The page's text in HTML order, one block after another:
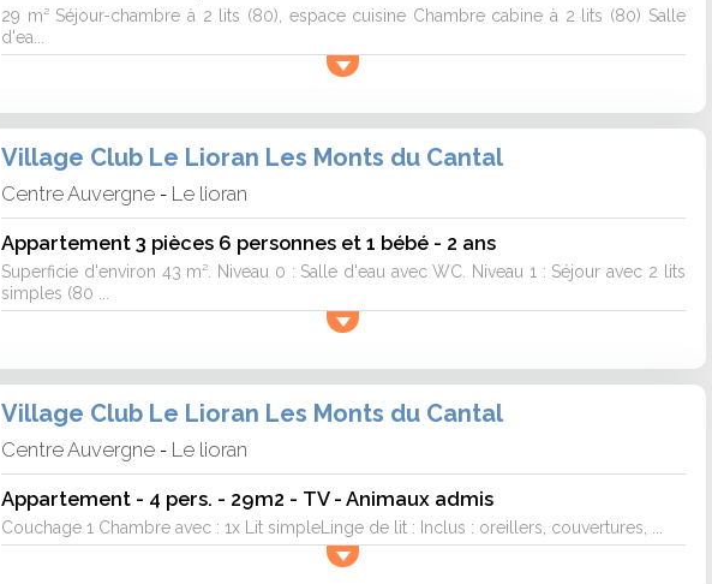
29 m² Séjour-chambre à 2 lits (80), espace cuisine Chambre cabine à 2 lits (80) Salle
d'ea...
Village Club Le Lioran Les Monts du Cantal
Centre Auvergne - Le lioran
Appartement 3 pièces 6 personnes et 1 bébé - 2 ans
Superficie d'environ 43 m². Niveau 0 : Salle d'eau avec WC. Niveau 1 : Séjour avec 2 lits
simples (80 ...
Village Club Le Lioran Les Monts du Cantal
Centre Auvergne - Le lioran
Appartement - 4 pers. - 29m2 - TV - Animaux admis
Couchage 1 Chambre avec : 1x Lit simpleLinge de lit : Inclus : oreillers, couvertures, ...